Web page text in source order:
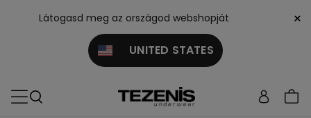
Látogasd meg az országod webshopját
UNITED STATES
×